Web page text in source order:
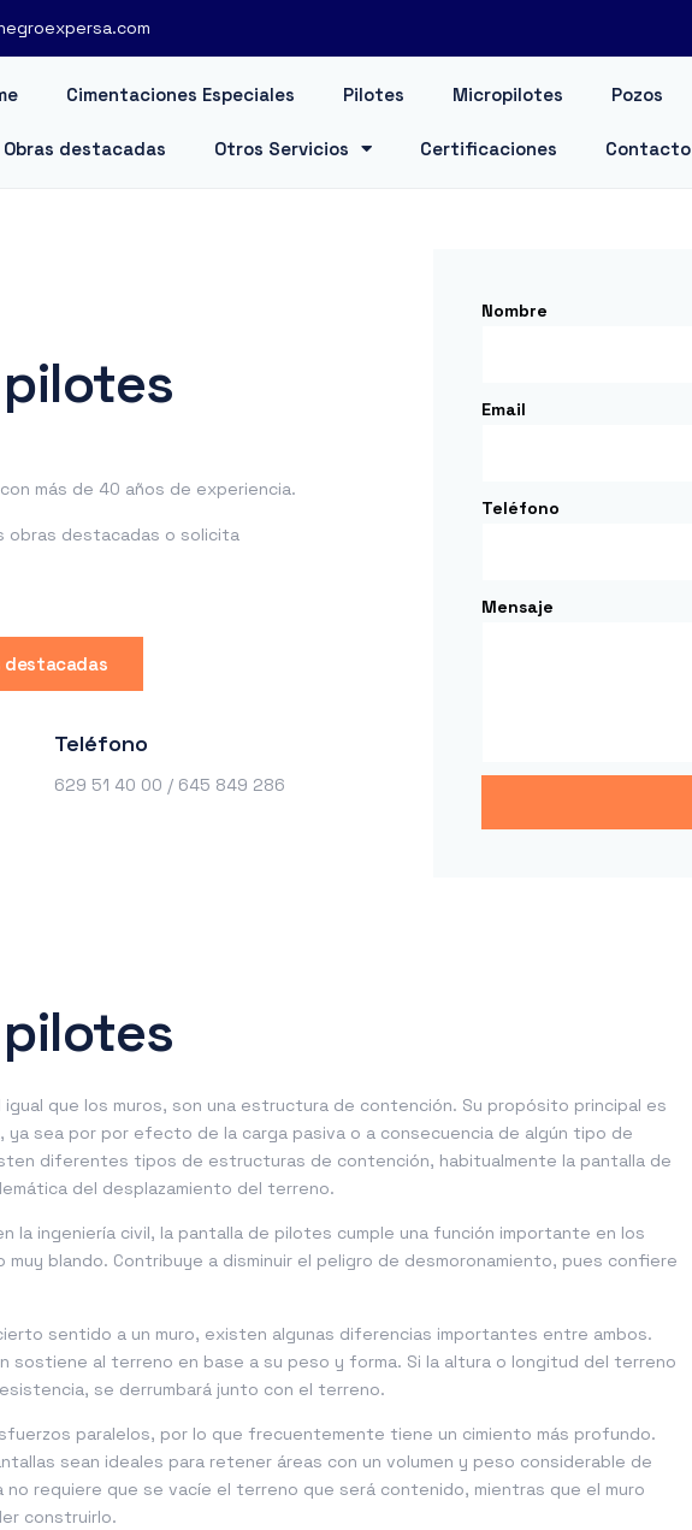
Cimentaciones Especiales Pilotes Micropilotes Pozos
Obras destacadas Otros Servicios Certificaciones Contacto
más de 40 años de experiencia.
obras destacadas o solicita
destacadas
Teléfono
629 51 40 00 / 645 849 286
Nombre
Email
Teléfono
Mensaje
igual que los muros, son una estructura de contención. Su propósito principal es
ya sea por por efecto de la carga pasiva o a consecuencia de algún tipo de
diferentes tipos de estructuras de contención, habitualmente la pantalla de
del desplazamiento del terreno.
la ingeniería civil, la pantalla de pilotes cumple una función importante en los
blando. Contribuye a disminuir el peligro de desmoronamiento, pues confiere
sentido a un muro, existen algunas diferencias importantes entre ambos.
sostiene al terreno en base a su peso y forma. Si la altura o longitud del terreno
se derrumbará junto con el terreno.
paralelos, por lo que frecuentemente tiene un cimiento más profundo.
sean ideales para retener áreas con un volumen y peso considerable de
no requiere que se vacíe el terreno que será contenido, mientras que el muro
construirlo.